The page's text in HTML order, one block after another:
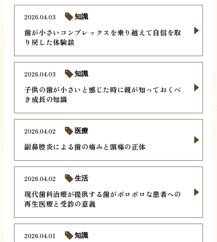
歯が小さいコンプレックスを乗り越えて自信を取
り戻した体験談
2026.04.03 知識
子供の歯が小さいと感じた時に親が知っておくべ
き成長の知識
2026.04.03 知識
副鼻腔炎による歯の痛みと頭痛の正体
2026.04.02 医療
現代歯科治療が提供する歯がボロボロな患者への
再生医療と受診の意義
2026.04.02 生活
2026.04.01 知識